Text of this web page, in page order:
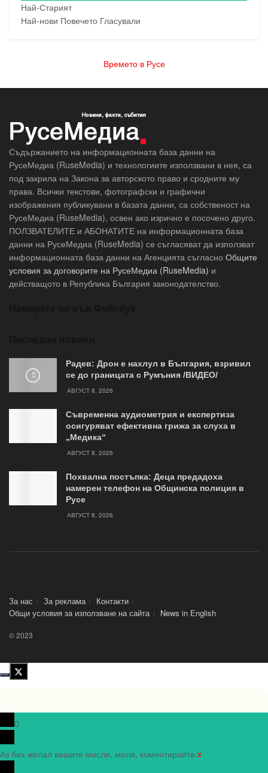
Най-Старият
Най-нови Повечето Гласували
Времето в Русе
Съдържанието на информационната база данни на
РусеМедиа (RuseMedia) и технологиите използвани в нея, са
под закрила на Закона за авторското право и сродните му
права. Всички текстови, фотографски и графични
изображения публикувани в базата данни, са собственост на
РусеМедиа (RuseMedia), освен ако изрично е посочено друго.
ПОЛЗВАТЕЛИТЕ и АБОНАТИТЕ на информационната база
данни на РусеМедиа (RuseMedia) се съгласяват да използват
информационната база данни на Агенцията съгласно Общите
условия за договорите на РусеМедиа (RuseMedia) и
действащото в Република България законодателство.
Радев: Дрон е нахлул в България, взривил
се до границата с Румъния /ВИДЕО/
АВГУСТ 8, 2026
Съвременна аудиометрия и експертиза
осигуряват ефективна грижа за слуха в
„Медика“
АВГУСТ 8, 2026
Похвална постъпка: Деца предадоха
намерен телефон на Общинска полиция в
Русе
АВГУСТ 8, 2026
За нас За реклама
Контакти
Общи условия за използване на сайта
News in Еnglish
© 2023
0
Аз бих желал вашите мисли, моля, коментирайте.x